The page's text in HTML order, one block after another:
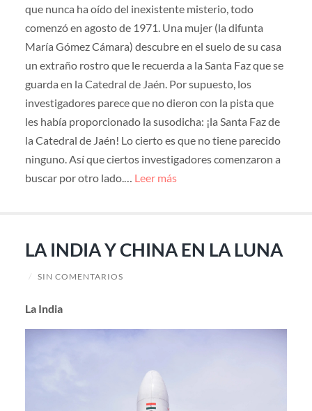
que nunca ha oído del inexistente misterio, todo
comenzó en agosto de 1971. Una mujer (la difunta
María Gómez Cámara) descubre en el suelo de su casa
un extraño rostro que le recuerda a la Santa Faz que se
guarda en la Catedral de Jaén. Por supuesto, los
investigadores parece que no dieron con la pista que
les había proporcionado la susodicha: ¡la Santa Faz de
la Catedral de Jaén! Lo cierto es que no tiene parecido
ninguno. Así que ciertos investigadores comenzaron a
buscar por otro lado.… Leer más
LA INDIA Y CHINA EN LA LUNA
/ SIN COMENTARIOS
La India